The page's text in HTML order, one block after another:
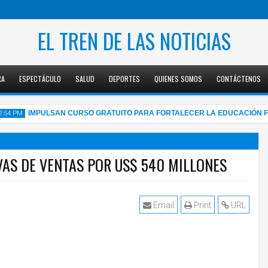
EL TREN DE LAS NOTICIAS
ESPECTÁCULO SALUD DEPORTES QUIENES SOMOS CONTÁCTENOS
IMPULSAN CURSO GRATUITO PARA FORTALECER LA EDUCACIÓN
DE VENTAS POR US$ 540 MILLONES
URL
Print
Email